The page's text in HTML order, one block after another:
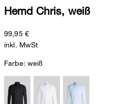
Hemd Chris, weiß
99,95 €
inkl. MwSt
Farbe: weiß